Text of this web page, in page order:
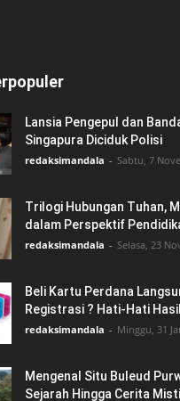
Lansia Pengepul dan
Singapura Diciduk Polisi
redaksimandala - Sabtu, 7
Trilogi Hubungan Tuhan,
dalam Perspektif
redaksimandala - Selasa, 23
Beli Kartu Perdana
Registrasi ? Hati-Hati
redaksimandala - Minggu, 31
Mengenal Situ Buleud
Sejarah Hingga Cerita